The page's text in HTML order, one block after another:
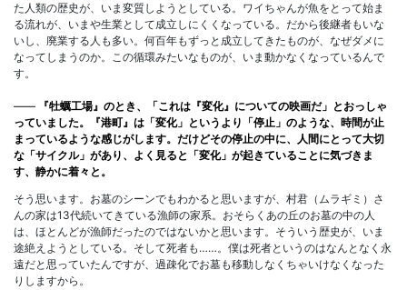
た人類の歴史が、いま変質しようとしている。ワイちゃんが魚をとって始ま
る流れが、いまや生業として成立しにくくなっている。だから後継者もいな
いし、廃業する人も多い。何百年もずっと成立してきたものが、なぜダメに
なってしまうのか。この循環みたいなものが、いま動かなくなっているんで
す。
――
『牡蠣工場』のとき、「これは『変化』についての映画だ」とおっしゃ
っていました。『港町』は「変化」というより「停止」のような、時間が止
まっているような感じがします。だけどその停止の中に、人間にとって大切
な「サイクル」があり、よく見ると「変化」が起きていることに気づきま
す、静かに着々と。
そう思います。お墓のシーンでもわかると思いますが、村君（ムラギミ）さ
んの家は13代続いてきている漁師の家系。おそらくあの丘のお墓の中の人
は、ほとんどが漁師だったのではないかと思います。そういう歴史が、いま
途絶えようとしている。そして死者も……。僕は死者というのはなんとなく永
遠だと思っていたんですが、過疎化でお墓も移動しなくちゃいけなくなった
りしますから。